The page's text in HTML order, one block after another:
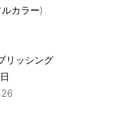
カラー)
リッシング